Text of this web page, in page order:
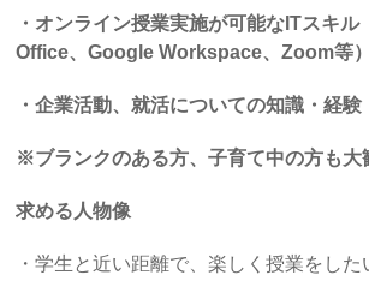
・オンライン授業実施が可能なITスキ
Office、Google Workspace、Zoom等）
・企業活動、就活についての知識・経験
※ブランクのある方、子育て中の方も大
求める人物像
・学生と近い距離で、楽しく授業をした